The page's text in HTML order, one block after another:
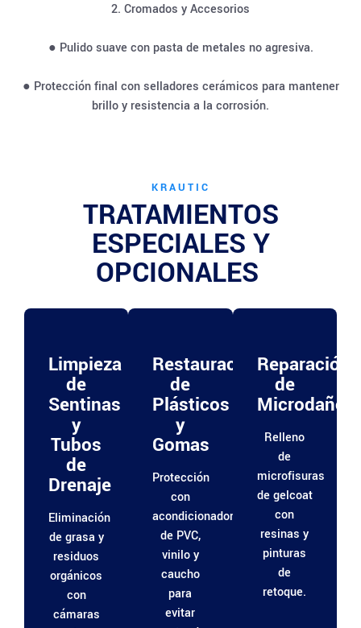
2. Cromados y Accesorios
● Pulido suave con pasta de metales no agresiva.
● Protección final con selladores cerámicos para mantener
brillo y resistencia a la corrosión.
KRAUTIC
TRATAMIENTOS
ESPECIALES Y
OPCIONALES
Limpieza
de
Sentinas
y
Tubos
de
Drenaje
Eliminación
de grasa y
residuos
orgánicos
con
cámaras
Restauración
de
Plásticos
y
Gomas
Protección
con
acondicionadores
de PVC,
vinilo y
caucho
para
evitar
Reparación
de
Microdaños
Relleno
de
microfisuras
de gelcoat
con
resinas y
pinturas
de
retoque.